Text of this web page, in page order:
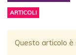
ARTICOLI
Questo articolo